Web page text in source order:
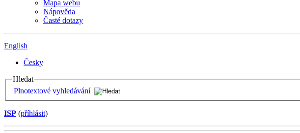
Mapa webu
Nápověda
Časté dotazy
English
Česky
Hledat
Plnotextové vyhledávání
ISP (příhlásit)